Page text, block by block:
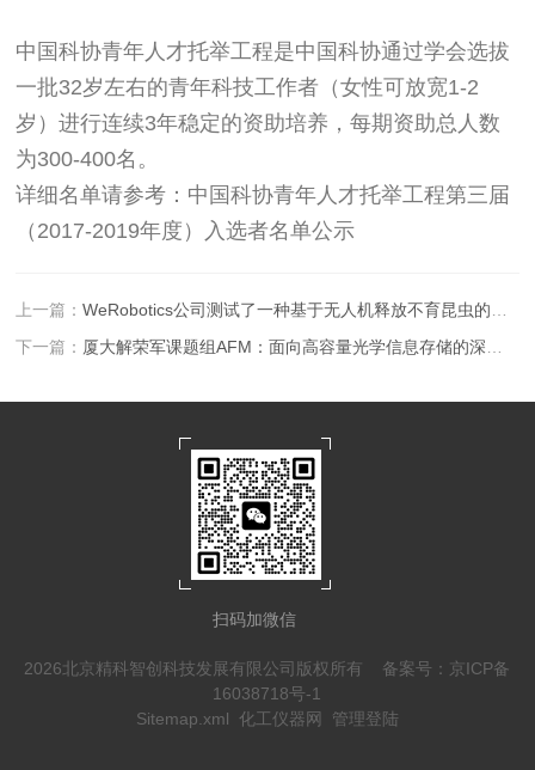
中国科协青年人才托举工程是中国科协通过学会选拔
一批32岁左右的青年科技工作者（女性可放宽1-2
岁）进行连续3年稳定的资助培养，每期资助总人数
为300-400名。
详细名单请参考：中国科协青年人才托举工程第三届
（2017-2019年度）入选者名单公示
上一篇：WeRobotics公司测试了一种基于无人机释放不育昆虫的装置
下一篇： 厦大解荣军课题组AFM：面向高容量光学信息存储的深陷阱长余辉发光材料
扫码加微信
2026北京精科智创科技发展有限公司版权所有 备案号：京ICP备
16038718号-1
Sitemap.xml 化工仪器网 管理登陆